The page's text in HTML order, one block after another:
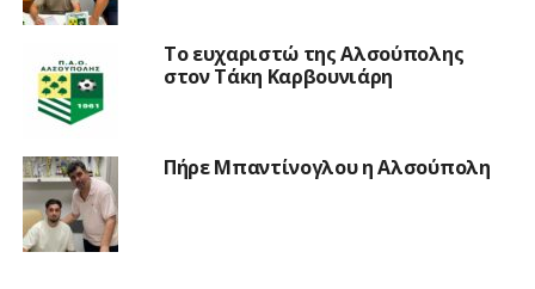
Το ευχαριστώ της Αλσούπολης
στον Τάκη Καρβουνιάρη
Πήρε Μπαντίνογλου η Αλσούπολη